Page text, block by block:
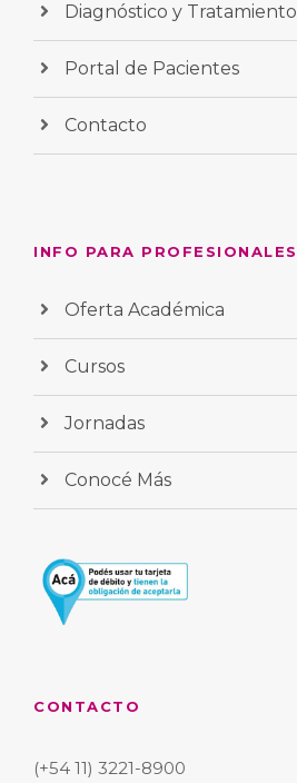
Diagnóstico y Tratamiento
Portal de Pacientes
Contacto
INFO PARA PROFESIONALES
Oferta Académica
Cursos
Jornadas
Conocé Más
CONTACTO
(+54 11) 3221-8900